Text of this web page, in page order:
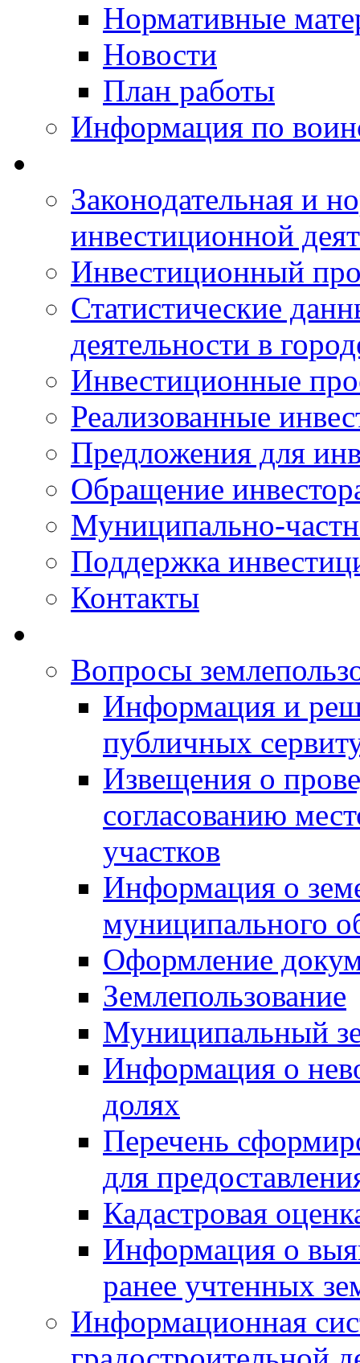
Нормативные
Новости
План работы
Информация по
Законодательная и
инвестиционной
Инвестиционный
Статистические
деятельности в
Инвестиционные
Реализованные
Предложения для
Обращение
Муниципально-
Поддержка
Контакты
Вопросы
Информация и
публичных
Извещения о
согласованию
участков
Информация о
муниципального
Оформление
Землепользование
Муниципальный
Информация о
долях
Перечень
для
Кадастровая
Информация о
ранее учтенных
Информационная